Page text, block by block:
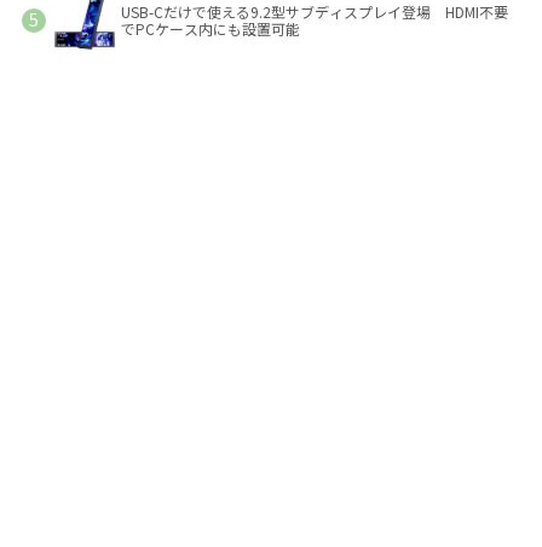
USB-Cだけで使える9.2型サブディスプレイ登場 HDMI不要
でPCケース内にも設置可能